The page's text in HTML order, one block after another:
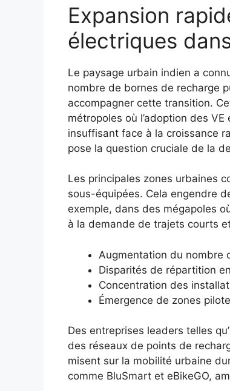
Expansion
électriques
Le paysage urbain indien a
nombre de bornes de recharge
accompagner cette transition.
métropoles où l’adoption des
insuffisant face à la croissance
pose la question cruciale de la
Les principales zones urbaines
sous-équipées. Cela engendre
exemple, dans des mégapoles
à la demande de trajets courts
Augmentation du nombre
Disparités de répartition
Concentration des
Émergence de zones
Des entreprises leaders telles
des réseaux de points de
misent sur la mobilité urbaine
comme BluSmart et eBikeGO,